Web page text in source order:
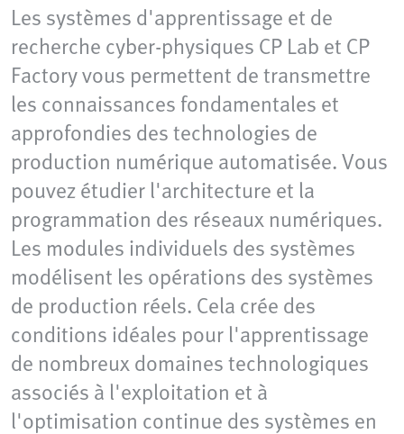
Les systèmes d'apprentissage et de
recherche cyber-physiques CP Lab et CP
Factory vous permettent de transmettre
les connaissances fondamentales et
approfondies des technologies de
production numérique automatisée. Vous
pouvez étudier l'architecture et la
programmation des réseaux numériques.
Les modules individuels des systèmes
modélisent les opérations des systèmes
de production réels. Cela crée des
conditions idéales pour l'apprentissage
de nombreux domaines technologiques
associés à l'exploitation et à
l'optimisation continue des systèmes en